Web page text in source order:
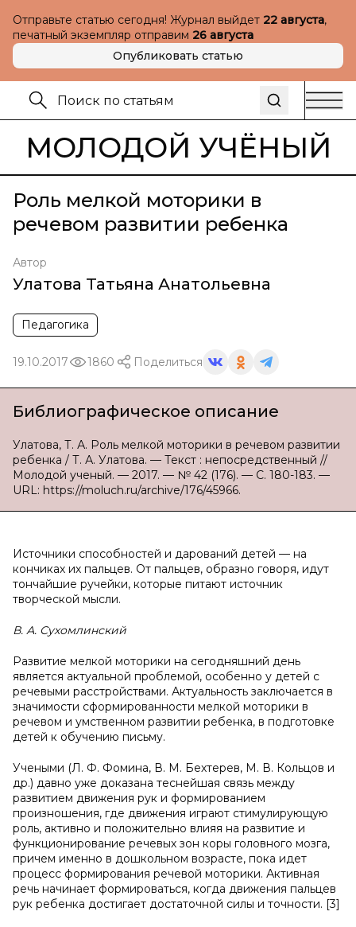
Отправьте статью сегодня! Журнал выйдет 22 августа,
печатный экземпляр отправим 26 августа
Опубликовать статью
МОЛОДОЙ УЧЁНЫЙ
Роль мелкой моторики в
речевом развитии ребенка
Автор
Улатова Татьяна Анатольевна
Педагогика
19.10.2017 1860 Поделиться
Библиографическое описание
Улатова, Т. А. Роль мелкой моторики в речевом развитии
ребенка / Т. А. Улатова. — Текст : непосредственный //
Молодой ученый. — 2017. — № 42 (176). — С. 180-183. —
URL: https://moluch.ru/archive/176/45966.
Источники способностей и дарований детей — на
кончиках их пальцев. От пальцев, образно говоря, идут
тончайшие ручейки, которые питают источник
творческой мысли.
В. А. Сухомлинский
Развитие мелкой моторики на сегодняшний день
является актуальной проблемой, особенно у детей с
речевыми расстройствами. Актуальность заключается в
значимости сформированности мелкой моторики в
речевом и умственном развитии ребенка, в подготовке
детей к обучению письму.
Учеными (Л. Ф. Фомина, В. М. Бехтерев, М. В. Кольцов и
др.) давно уже доказана теснейшая связь между
развитием движения рук и формированием
произношения, где движения играют стимулирующую
роль, активно и положительно влияя на развитие и
функционирование речевых зон коры головного мозга,
причем именно в дошкольном возрасте, пока идет
процесс формирования речевой моторики. Активная
речь начинает формироваться, когда движения пальцев
рук ребенка достигает достаточной силы и точности. [3]